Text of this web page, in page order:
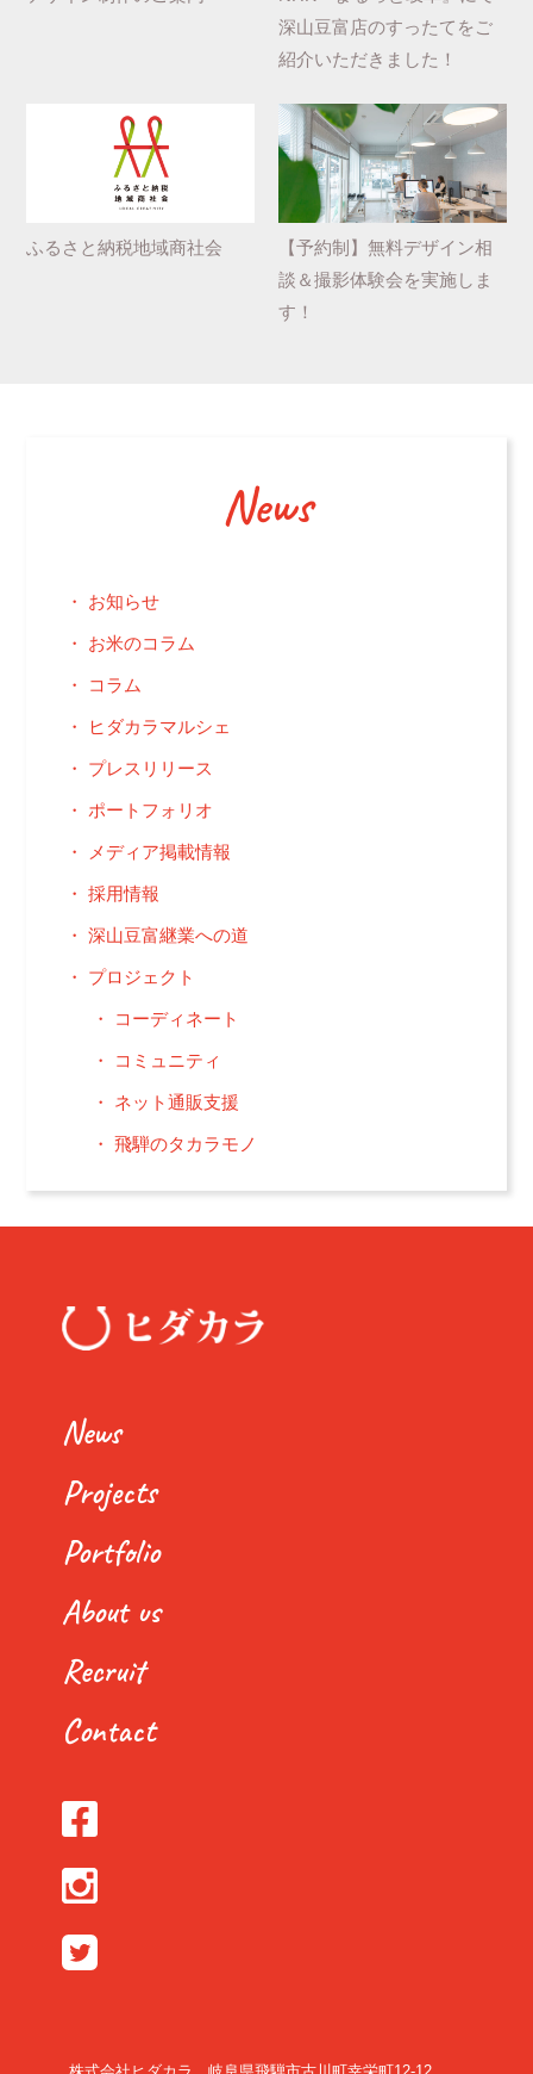
深山豆富店のすったてをご
紹介いただきました！
ふるさと納税地域商社会
【予約制】無料デザイン相
談＆撮影体験会を実施しま
す！
News
お知らせ
お米のコラム
コラム
ヒダカラマルシェ
プレスリリース
ポートフォリオ
メディア掲載情報
採用情報
深山豆富継業への道
プロジェクト
コーディネート
コミュニティ
ネット通販支援
飛騨のタカラモノ
News
Projects
Portfolio
About us
Recruit
Contact